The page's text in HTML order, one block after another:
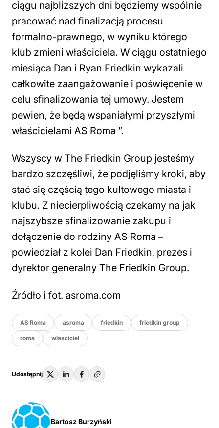
ciągu najbliższych dni będziemy wspólnie
pracować nad finalizacją procesu
formalno-prawnego, w wyniku którego
klub zmieni właściciela. W ciągu ostatniego
miesiąca Dan i Ryan Friedkin wykazali
całkowite zaangażowanie i poświęcenie w
celu sfinalizowania tej umowy. Jestem
pewien, że będą wspaniałymi przyszłymi
właścicielami AS Roma ”.
Wszyscy w The Friedkin Group jesteśmy
bardzo szczęśliwi, że podjęliśmy kroki, aby
stać się częścią tego kultowego miasta i
klubu. Z niecierpliwością czekamy na jak
najszybsze sfinalizowanie zakupu i
dołączenie do rodziny AS Roma –
powiedział z kolei Dan Friedkin, prezes i
dyrektor generalny The Friedkin Group.
Źródło i fot. asroma.com
AS Roma asroma friedkin friedkin group
roma wlasciciel
Udostępnij
Bartosz Burzyński